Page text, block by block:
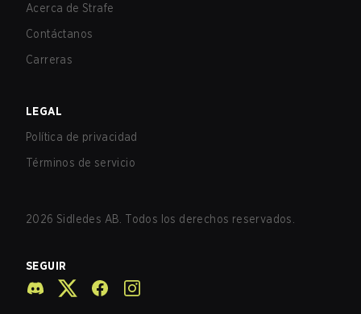
Acerca de Strafe
Contáctanos
Carreras
LEGAL
Política de privacidad
Términos de servicio
2026 Sidledes AB. Todos los derechos reservados.
SEGUIR